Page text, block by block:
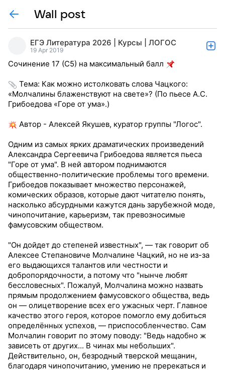
Wall post
ЕГЭ Литература 2026 | Курсы | ЛОГОС
19 Apr 2019
Сочинение 17 (С5) на максимальный балл
Тема: Как можно истолковать слова Чацкого:
«Молчалины блаженствуют на свете»? (По пьесе А.С.
Грибоедова «Горе от ума».)
Автор - Алексей Якушев, куратор группы "Логос".
Одним из самых ярких драматических произведений
Александра Сергеевича Грибоедова является пьеса
"Горе от ума". В ней автором поднимаются
общественно-политические проблемы того времени.
Грибоедов показывает множество персонажей,
комических образов, которые дают читателю понять,
насколько абсурдными кажутся дань зарубежной моде,
чинопочитание, карьеризм, так превозносимые
фамусовским обществом.
"Он дойдет до степеней известных", — так говорит об
Алексее Степановиче Молчалине Чацкий, но не из-за
его выдающихся талантов или честности и
добропорядочности, а потому что "нынче любят
бессловесных". Пожалуй, Молчалина можно назвать
прямым продолжением фамусовского общества, ведь
он — олицетворение всех его ужасных черт. Главное
качество этого героя, которое помогло ему добиться
определённых успехов, — приспособленчество. Сам
Молчалин говорит по этому поводу: "Ведь надобно ж
зависеть от других... В чинах мы небольших".
Действительно, он, безродный тверской мещанин,
благодаря чинопочитанию, умению не пререкаться и